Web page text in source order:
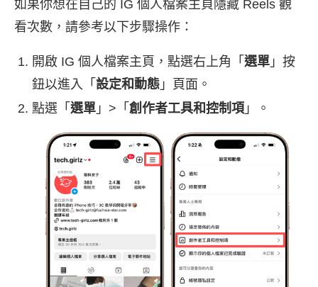
如果你想在自己的 IG 個人檔案主頁隱藏 Reels 觀
看次數，請參考以下步驟操作：
開啟 IG 個人檔案主頁，點選右上角「 選單 」按
鈕以進入「 設定和動態 」頁面。
點選「 選單 」>「 創作者工具和控制項 」。